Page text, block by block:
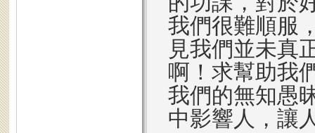
我們很難順服
見我們並未真
啊！求幫助我
我們的無知愚
中影響人，讓